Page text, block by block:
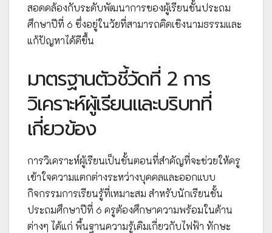
สอดคล้องกับระดับพัฒนาการของผู้เรียนชั้นประถม
ศึกษาปีที่ 6 ซึ่งอยู่ในวัยที่สามารถคิดเชิงนามธรรมและ
แก้ปัญหาได้ดีขึ้น
มาตรฐานตัวชี้วัดที่ 2 การ
วิเคราะห์ผู้เรียนและบริบทที่
เกี่ยวข้อง
การวิเคราะห์ผู้เรียนเป็นขั้นตอนที่สำคัญที่จะช่วยให้ครู
เข้าใจความแตกต่างระหว่างบุคคลและออกแบบ
กิจกรรมการเรียนรู้ที่เหมาะสม สำหรับนักเรียนชั้น
ประถมศึกษาปีที่ 6 ครูต้องศึกษาความพร้อมในด้าน
ต่างๆ ได้แก่ พื้นฐานความรู้เดิมเกี่ยวกับไฟฟ้า ทักษะ